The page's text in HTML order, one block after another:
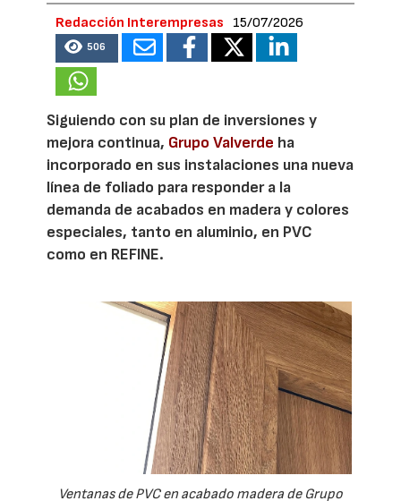
Redacción Interempresas 15/07/2026
506
Siguiendo con su plan de inversiones y
mejora continua, Grupo Valverde ha
incorporado en sus instalaciones una nueva
línea de foliado para responder a la
demanda de acabados en madera y colores
especiales, tanto en aluminio, en PVC
como en REFINE.
Ventanas de PVC en acabado madera de Grupo